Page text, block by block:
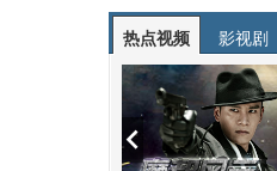
热点视频 影视剧